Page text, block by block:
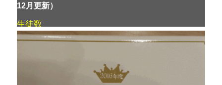
12月更新）
生徒数